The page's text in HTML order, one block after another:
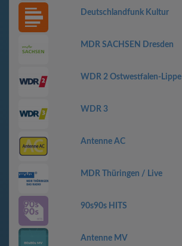
Deutschlandfunk Kultur
MDR SACHSEN Dresden
WDR 2 Ostwestfalen-Lippe
WDR 3
Antenne AC
MDR Thüringen / Live
90s90s HITS
Antenne MV